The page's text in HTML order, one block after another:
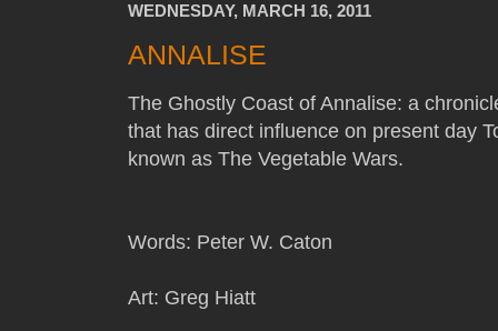
WEDNESDAY, MARCH 16, 2011
ANNALISE
The Ghostly Coast of Annalise: a
that has direct influence on present day
known as The Vegetable Wars.
Words: Peter W. Caton
Art: Greg Hiatt